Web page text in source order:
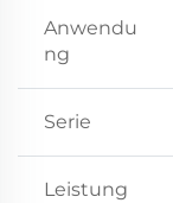
Anwendu
ng
Serie
Leistung